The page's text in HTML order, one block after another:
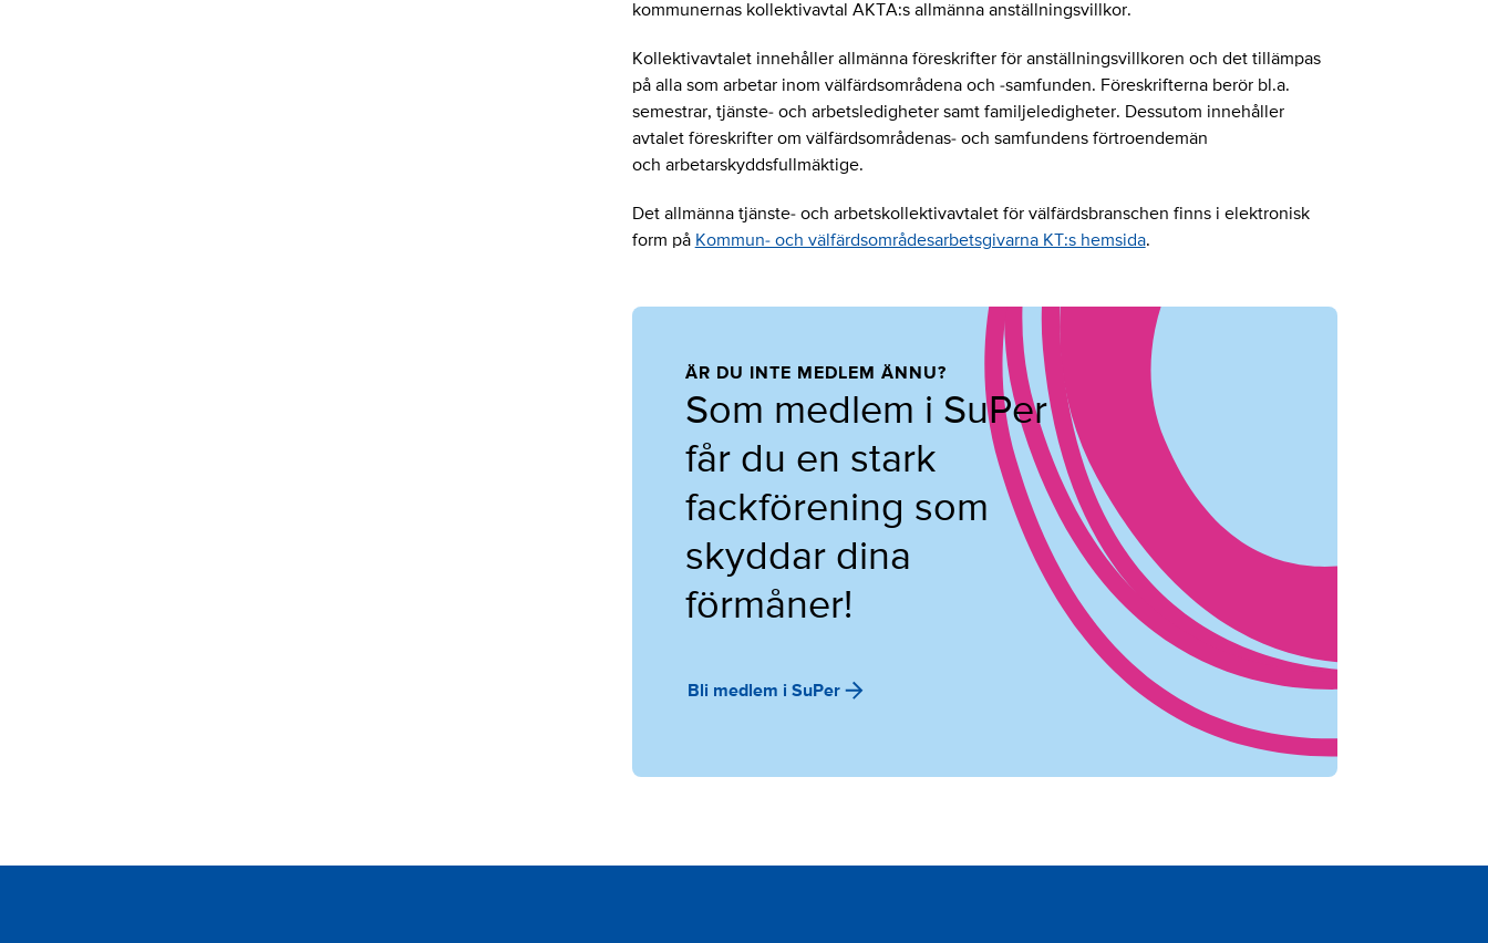
kommunernas kollektivavtal AKTA:s allmänna anställningsvillkor.
Kollektivavtalet innehåller allmänna föreskrifter för anställningsvillkoren och det tillämpas
på alla som arbetar inom välfärdsområdena och -samfunden. Föreskrifterna berör bl.a.
semestrar, tjänste- och arbetsledigheter samt familjeledigheter. Dessutom innehåller
avtalet föreskrifter om välfärdsområdenas- och samfundens förtroendemän
och arbetarskyddsfullmäktige.
Det allmänna tjänste- och arbetskollektivavtalet för välfärdsbranschen finns i elektronisk
form på Kommun- och välfärdsområdesarbetsgivarna KT:s hemsida.
ÄR DU INTE MEDLEM ÄNNU?
Som medlem i SuPer
får du en stark
fackförening som
skyddar dina
förmåner!
Bli medlem i SuPer